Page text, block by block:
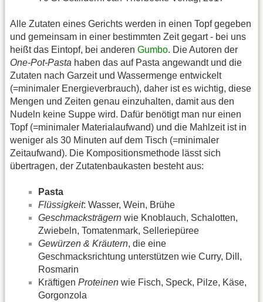
Alle Zutaten eines Gerichts werden in einen Topf gegeben
und gemeinsam in einer bestimmten Zeit gegart - bei uns
heißt das Eintopf, bei anderen Gumbo. Die Autoren der
One-Pot-Pasta haben das auf Pasta angewandt und die
Zutaten nach Garzeit und Wassermenge entwickelt
(=minimaler Energieverbrauch), daher ist es wichtig, diese
Mengen und Zeiten genau einzuhalten, damit aus den
Nudeln keine Suppe wird. Dafür benötigt man nur einen
Topf (=minimaler Materialaufwand) und die Mahlzeit ist in
weniger als 30 Minuten auf dem Tisch (=minimaler
Zeitaufwand). Die Kompositionsmethode lässt sich
übertragen, der Zutatenbaukasten besteht aus:
Pasta
Flüssigkeit: Wasser, Wein, Brühe
Geschmacksträgern wie Knoblauch, Schalotten,
Zwiebeln, Tomatenmark, Selleriepüree
Gewürzen & Kräutern, die eine
Geschmacksrichtung unterstützen wie Curry, Dill,
Rosmarin
Kräftigen Proteinen wie Fisch, Speck, Pilze, Käse,
Gorgonzola